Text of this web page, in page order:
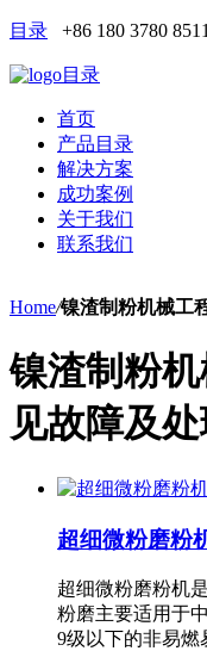
目录 +86 180 3780 8511
目录
首页
产品目录
解决方案
成功案例
关于我们
联系我们
Home/镍渣制粉机械工
镍渣制粉
见故障及
超细微粉磨粉
超细微粉磨粉机
粉磨主要适用于
9级以下的非易燃